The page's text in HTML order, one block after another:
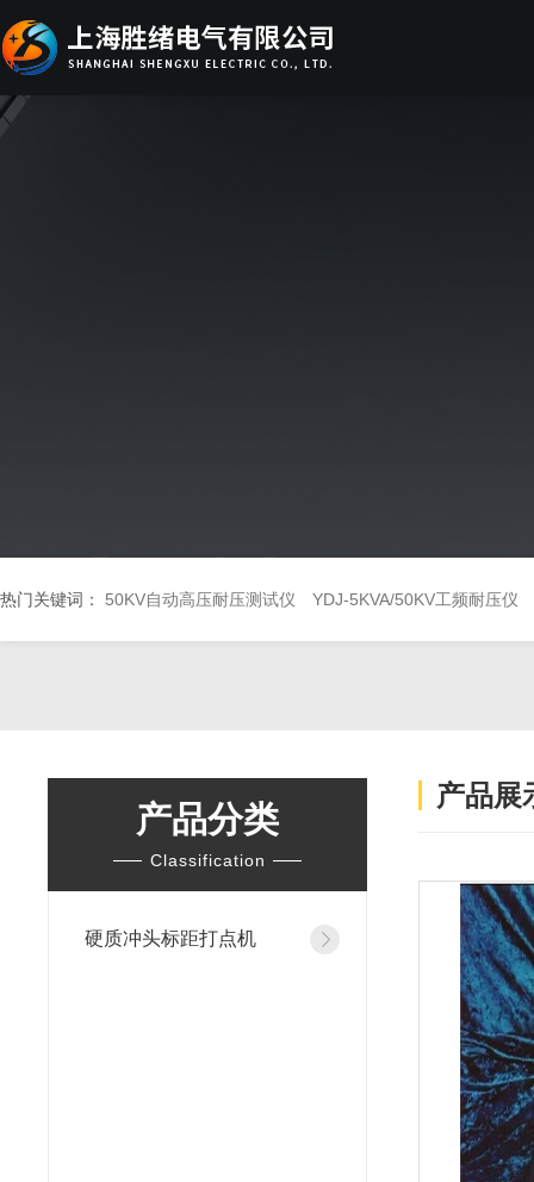
热门关键词： 50KV自动高压耐压测试仪 YDJ-5KVA/50KV工频耐压仪
产品分类
Classification
硬质冲头标距打点机
产品展